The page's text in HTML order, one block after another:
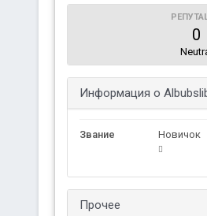
0
Информация о
Звание Новичок
Прочее